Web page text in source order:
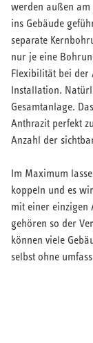
SERVICE
werden außen
ins Gebäude
separate
nur je eine
Flexibilität bei der
Installation.
Gesamtanlage.
Anthrazit perfekt
Anzahl der
Im Maximum
koppeln und es
mit einer einzigen
gehören so der
können viele
selbst ohne